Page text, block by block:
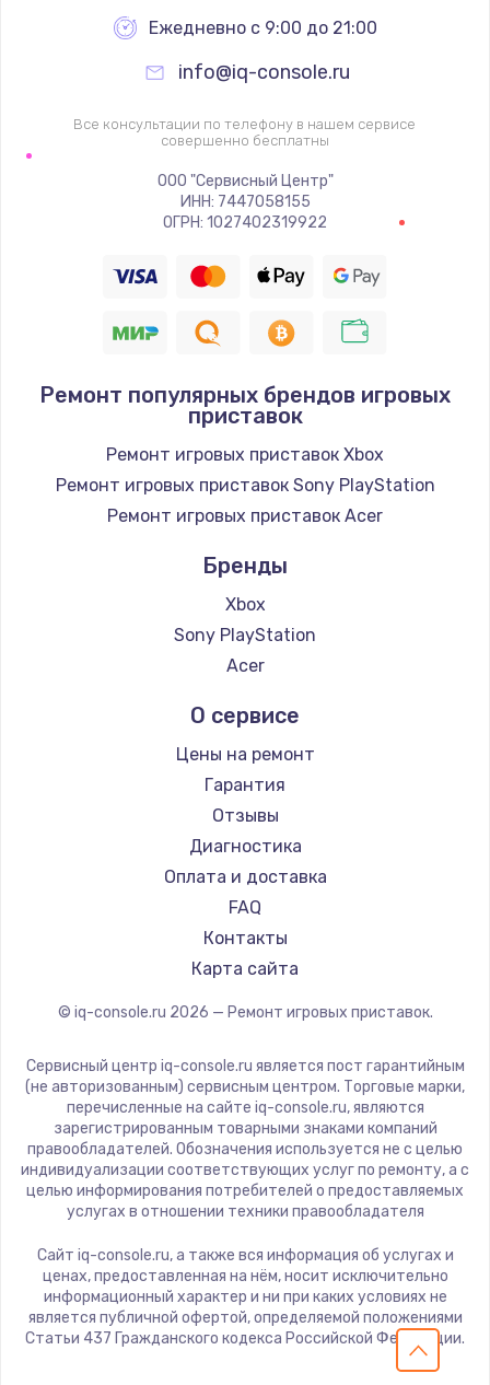
700 руб.
Заказать
Замена ТЭНа
Заказать
Замена шнура
Заказать
Замена / ремонт электронного модуля
управления
600 руб.
Заказать
Замена конфорки
1100 руб.
Заказать
Замена платы сенсора
900 руб.
Заказать
Замена регулятора режимов конфорки
900 руб.
Заказать
Замена сенсорного датчика
1300 руб.
Замена сигнальной лампы
1200 руб.
Заказать
Замена системной платы
Заказать
Замена температурного датчика
Ежедневно с 9:00 до 21:00
info@iq-console.ru
Все консультации по телефону в нашем сервисе
совершенно бесплатны
ООО "Сервисный Центр"
ИНН: 7447058155
ОГРН: 1027402319922
Ремонт популярных брендов игровых
приставок
Ремонт игровых приставок Xbox
Ремонт игровых приставок Sony PlayStation
Ремонт игровых приставок Acer
Бренды
Xbox
Sony PlayStation
Acer
О сервисе
Цены на ремонт
Гарантия
Отзывы
Диагностика
Оплата и доставка
FAQ
Контакты
Карта сайта
© iq-console.ru 2026 — Ремонт игровых приставок.
Сервисный центр iq-console.ru является пост гарантийным
(не авторизованным) сервисным центром. Торговые марки,
перечисленные на сайте iq-console.ru, являются
зарегистрированным товарными знаками компаний
правообладателей. Обозначения используется не с целью
индивидуализации соответствующих услуг по ремонту, а с
целью информирования потребителей о предоставляемых
услугах в отношении техники правообладателя
Сайт iq-console.ru, а также вся информация об услугах и
ценах, предоставленная на нём, носит исключительно
информационный характер и ни при каких условиях не
является публичной офертой, определяемой положениями
Статьи 437 Гражданского кодекса Российской Федерации.